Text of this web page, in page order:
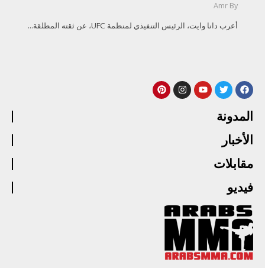
By
Amr
أعرب دانا وايت، الرئيس التنفيذي لمنظمة UFC، عن ثقته المطلقة...
المدونة
الأخبار
مقابلات
فيديو